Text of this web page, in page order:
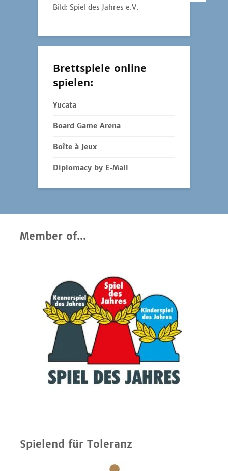
Bild: Spiel des Jahres e.V.
Brettspiele online
spielen:
Yucata
Board Game Arena
Boîte à Jeux
Diplomacy by E‑Mail
Member of...
Spielend für Toleranz